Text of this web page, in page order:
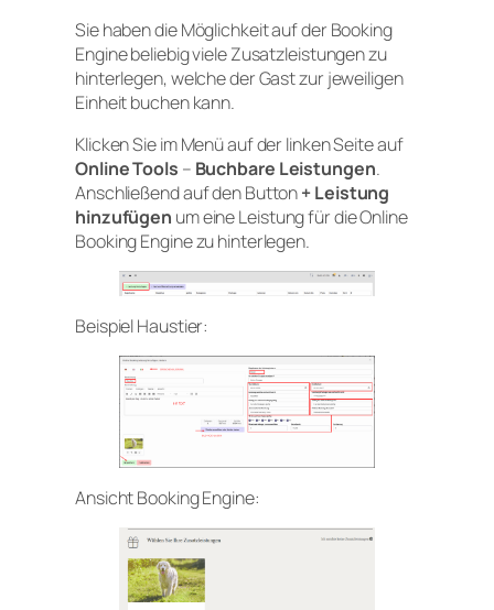
Sie haben die Möglichkeit auf der Booking
Engine beliebig viele Zusatzleistungen zu
hinterlegen, welche der Gast zur jeweiligen
Einheit buchen kann.
Klicken Sie im Menü auf der linken Seite auf
Online Tools – Buchbare Leistungen.
Anschließend auf den Button+ Leistung
hinzufügen um eine Leistung für die Online
Booking Engine zu hinterlegen.
Beispiel Haustier:
Ansicht Booking Engine: